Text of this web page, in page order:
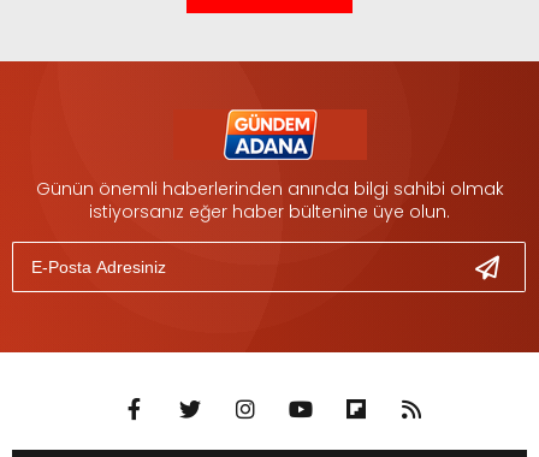
Günün önemli haberlerinden anında bilgi sahibi olmak
istiyorsanız eğer haber bültenine üye olun.